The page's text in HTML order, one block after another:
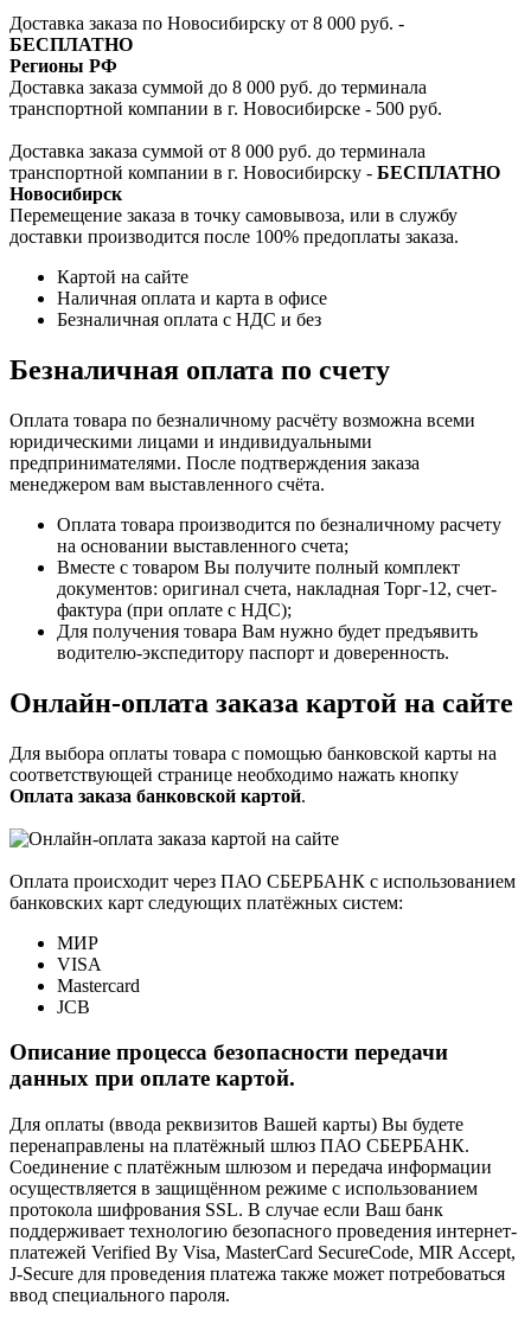
Доставка заказа по Новосибирску от 8 000 руб. -
БЕСПЛАТНО
Регионы РФ
Доставка заказа суммой до 8 000 руб. до терминала
транспортной компании в г. Новосибирске - 500 руб.
Доставка заказа суммой от 8 000 руб. до терминала
транспортной компании в г. Новосибирску - БЕСПЛАТНО
Новосибирск
Перемещение заказа в точку самовывоза, или в службу
доставки производится после 100% предоплаты заказа.
Картой на сайте
Наличная оплата и карта в офисе
Безналичная оплата с НДС и без
Безналичная оплата по счету
Оплата товара по безналичному расчёту возможна всеми
юридическими лицами и индивидуальными
предпринимателями. После подтверждения заказа
менеджером вам выставленного счёта.
Оплата товара производится по безналичному расчету
на основании выставленного счета;
Вместе с товаром Вы получите полный комплект
документов: оригинал счета, накладная Торг-12, счет-
фактура (при оплате с НДС);
Для получения товара Вам нужно будет предъявить
водителю-экспедитору паспорт и доверенность.
Онлайн-оплата заказа картой на сайте
Для выбора оплаты товара с помощью банковской карты на
соответствующей странице необходимо нажать кнопку
Оплата заказа банковской картой.
Оплата происходит через ПАО СБЕРБАНК с использованием
банковских карт следующих платёжных систем:
МИР
VISA
Mastercard
JCB
Описание процесса безопасности передачи
данных при оплате картой.
Для оплаты (ввода реквизитов Вашей карты) Вы будете
перенаправлены на платёжный шлюз ПАО СБЕРБАНК.
Соединение с платёжным шлюзом и передача информации
осуществляется в защищённом режиме с использованием
протокола шифрования SSL. В случае если Ваш банк
поддерживает технологию безопасного проведения интернет-
платежей Verified By Visa, MasterCard SecureCode, MIR Accept,
J-Secure для проведения платежа также может потребоваться
ввод специального пароля.